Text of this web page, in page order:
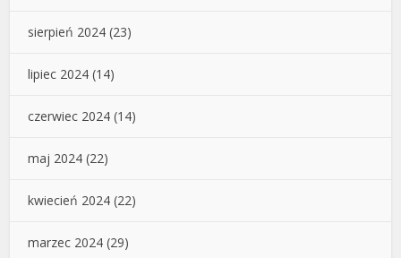
sierpień 2024 (23)
lipiec 2024 (14)
czerwiec 2024 (14)
maj 2024 (22)
kwiecień 2024 (22)
marzec 2024 (29)